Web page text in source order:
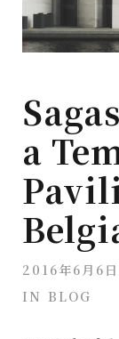
a
2016年6月6日
IN BLOG